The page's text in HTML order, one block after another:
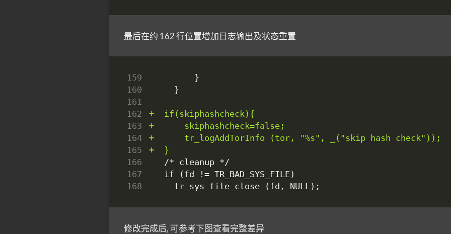
最后在约 162 行位置增加日志输出及状态重置
159
160
161
162
163
164
165
166
167
168
修改完成后, 可参考下图查看完整差异